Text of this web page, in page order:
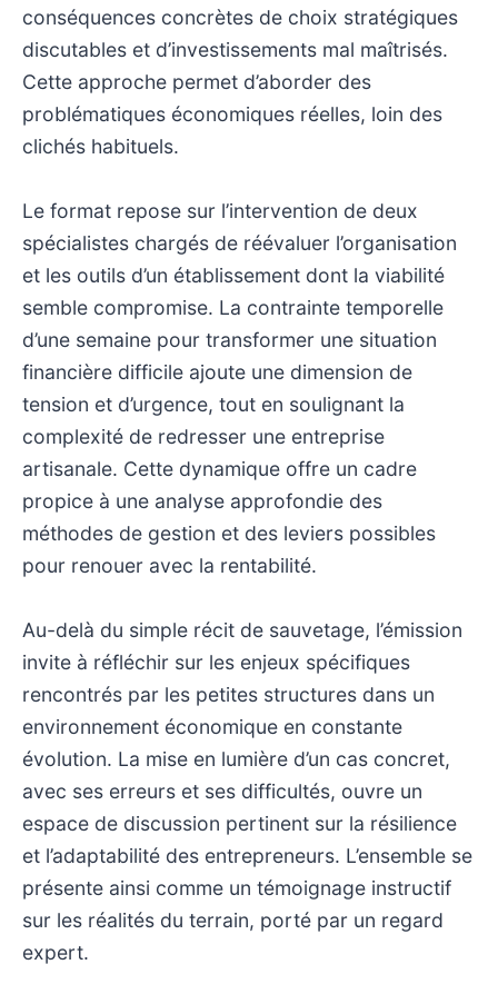
conséquences concrètes de choix stratégiques
discutables et d’investissements mal maîtrisés.
Cette approche permet d’aborder des
problématiques économiques réelles, loin des
clichés habituels.
Le format repose sur l’intervention de deux
spécialistes chargés de réévaluer l’organisation
et les outils d’un établissement dont la viabilité
semble compromise. La contrainte temporelle
d’une semaine pour transformer une situation
financière difficile ajoute une dimension de
tension et d’urgence, tout en soulignant la
complexité de redresser une entreprise
artisanale. Cette dynamique offre un cadre
propice à une analyse approfondie des
méthodes de gestion et des leviers possibles
pour renouer avec la rentabilité.
Au-delà du simple récit de sauvetage, l’émission
invite à réfléchir sur les enjeux spécifiques
rencontrés par les petites structures dans un
environnement économique en constante
évolution. La mise en lumière d’un cas concret,
avec ses erreurs et ses difficultés, ouvre un
espace de discussion pertinent sur la résilience
et l’adaptabilité des entrepreneurs. L’ensemble se
présente ainsi comme un témoignage instructif
sur les réalités du terrain, porté par un regard
expert.